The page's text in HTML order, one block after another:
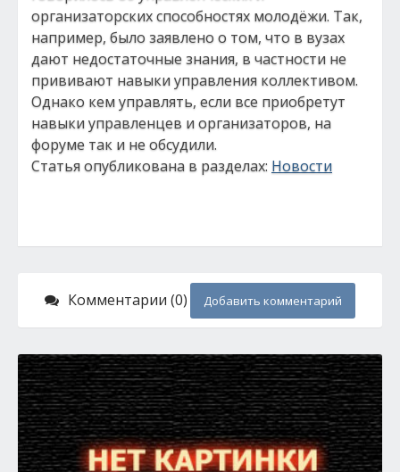
организаторских способностях молодёжи. Так,
например, было заявлено о том, что в вузах
дают недостаточные знания, в частности не
прививают навыки управления коллективом.
Однако кем управлять, если все приобретут
навыки управленцев и организаторов, на
форуме так и не обсудили.
Статья опубликована в разделах: Новости
Комментарии (0) Добавить комментарий